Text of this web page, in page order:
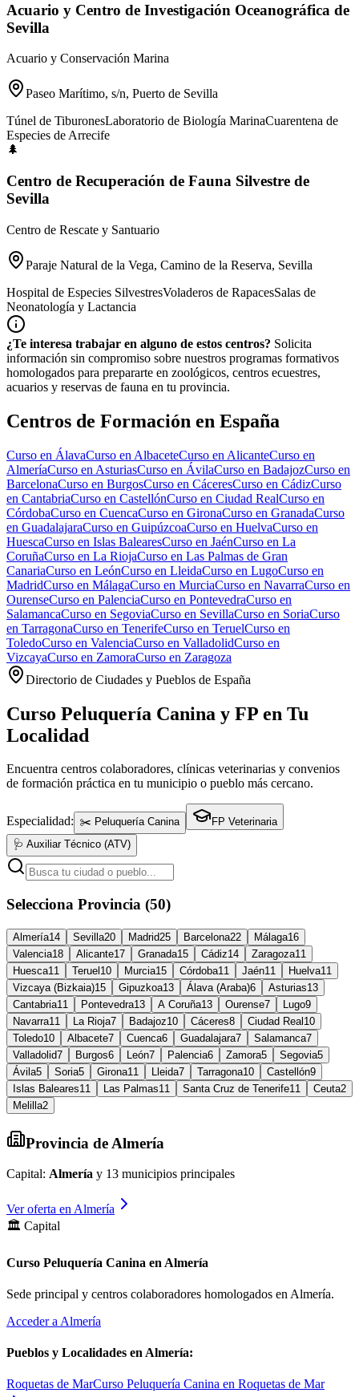
Acuario y Centro de Investigación Oceanográfica de
Sevilla
Acuario y Conservación Marina
Paseo Marítimo, s/n, Puerto de Sevilla
Túnel de TiburonesLaboratorio de Biología MarinaCuarentena de
Especies de Arrecife
🌲
Centro de Recuperación de Fauna Silvestre de
Sevilla
Centro de Rescate y Santuario
Paraje Natural de la Vega, Camino de la Reserva, Sevilla
Hospital de Especies SilvestresVoladeros de RapacesSalas de
Neonatología y Lactancia
¿Te interesa trabajar en alguno de estos centros? Solicita
información sin compromiso sobre nuestros programas formativos
homologados para prepararte en zoológicos, centros ecuestres,
acuarios y reservas de fauna en tu provincia.
Centros de Formación en España
Curso en ÁlavaCurso en AlbaceteCurso en AlicanteCurso en
AlmeríaCurso en AsturiasCurso en ÁvilaCurso en BadajozCurso en
BarcelonaCurso en BurgosCurso en CáceresCurso en CádizCurso
en CantabriaCurso en CastellónCurso en Ciudad RealCurso en
CórdobaCurso en CuencaCurso en GironaCurso en GranadaCurso
en GuadalajaraCurso en GuipúzcoaCurso en HuelvaCurso en
HuescaCurso en Islas BalearesCurso en JaénCurso en La
CoruñaCurso en La RiojaCurso en Las Palmas de Gran
CanariaCurso en LeónCurso en LleidaCurso en LugoCurso en
MadridCurso en MálagaCurso en MurciaCurso en NavarraCurso en
OurenseCurso en PalenciaCurso en PontevedraCurso en
SalamancaCurso en SegoviaCurso en SevillaCurso en SoriaCurso
en TarragonaCurso en TenerifeCurso en TeruelCurso en
ToledoCurso en ValenciaCurso en ValladolidCurso en
VizcayaCurso en ZamoraCurso en Zaragoza
Directorio de Ciudades y Pueblos de España
Curso Peluquería Canina y FP en Tu
Localidad
Encuentra centros colaboradores, clínicas veterinarias y convenios
de formación práctica en tu municipio o pueblo más cercano.
Especialidad: ✂️ Peluquería Canina
FP Veterinaria
🩺 Auxiliar Técnico (ATV)
Selecciona Provincia (50)
Almería14 Sevilla20 Madrid25 Barcelona22 Málaga16
Valencia18 Alicante17 Granada15 Cádiz14 Zaragoza11
Huesca11 Teruel 10 Murcia15 Córdoba11 Jaén11 Huelva11
Vizcaya (Bizkaia)15 Gipuzkoa13 Álava (Araba)6 Asturias13
Cantabria11 Pontevedra13 A Coruña13 Ourense7 Lugo9
Navarra11 La Rioja7 Badajoz10 Cáceres8 Ciudad Real 10
Toledo10 Albacete7 Cuenca6 Guadalajara7 Salamanca7
Valladolid7 Burgos6 León7 Palencia6 Zamora5 Segovia5
Ávila5 Soria5 Girona11 Lleida7 Tarragona10 Castellón9
Islas Baleares11 Las Palmas11 Santa Cruz de Tenerife11 Ceuta2
Melilla2
Provincia de Almería
Capital: Almería y 13 municipios principales
Ver oferta en Almería
🏛️ Capital
Curso Peluquería Canina en Almería
Sede principal y centros colaboradores homologados en Almería.
Acceder a Almería
Pueblos y Localidades en Almería:
Roquetas de MarCurso Peluquería Canina en Roquetas de Mar